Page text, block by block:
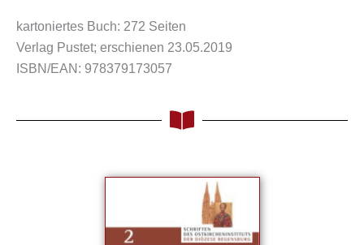
kartoniertes Buch: 272 Seiten
Verlag Pustet; erschienen 23.05.2019
ISBN/EAN: 978379173057